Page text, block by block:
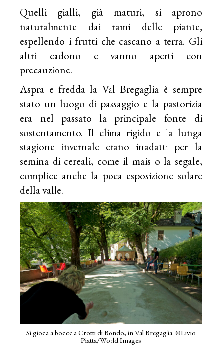
Quelli gialli, già maturi, si aprono
naturalmente dai rami delle piante,
espellendo i frutti che cascano a terra. Gli
altri cadono e vanno aperti con
precauzione.
Aspra e fredda la Val Bregaglia è sempre
stato un luogo di passaggio e la pastorizia
era nel passato la principale fonte di
sostentamento. Il clima rigido e la lunga
stagione invernale erano inadatti per la
semina di cereali, come il mais o la segale,
complice anche la poca esposizione solare
della valle.
Si gioca a bocce a Crotti di Bondo, in Val Bregaglia. ©Livio
Piatta/World Images